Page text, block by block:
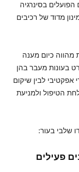
הפועלים בסינרגיה
מדוד של רכיבים
מהווה כיום מענה
בעונות מעבר בהן
אפקטיבי לבין שיקום
הטיפול ולמניעת
שלבי בעור:
פעילים